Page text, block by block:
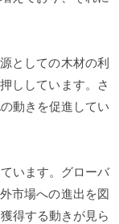
としての木材の利
ししています。さ
動きを促進してい
います。グローバ
市場への進出を図
得する動きが見ら